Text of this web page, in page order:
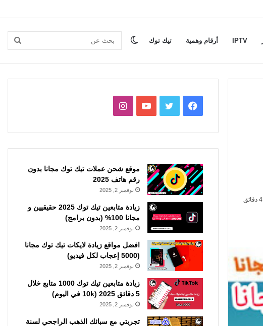
IPTV أرقام وهمية تيك توك بحث الوضع
فيسبوكتويتر يوتيوبانستقرام
موقع شحن عملات تيك توك مجانا بدون
رقم هاتف 2025
نوفمبر 2, 2025
زيادة متابعين تيك توك 2025 حقيقيين و
مجانا 100% (بدون برامج)
نوفمبر 2, 2025
افضل مواقع زيادة لايكات تيك توك مجانا
(5000 إعجاب لكل فيديو)
نوفمبر 2, 2025
زيادة متابعين تيك توك 1000 متابع خلال
5 دقائق 2025 (10k في اليوم)
نوفمبر 2, 2025
تجربتي مع سبائك الذهب الراجحي لسنة